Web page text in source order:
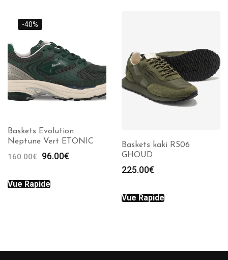
-40%
Baskets Evolution
Neptune Vert ETONIC
160.00€ Le
initial
était :
96.00€
Vue Rapide
Baskets kaki RS06
GHOUD
225.00€
Vue Rapide